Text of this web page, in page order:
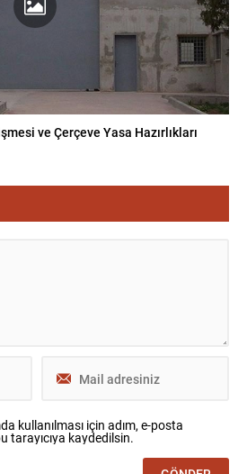
ve Çerçeve Yasa Hazırlıkları
kullanılması için adım, e-posta
tarayıcıya kaydedilsin.